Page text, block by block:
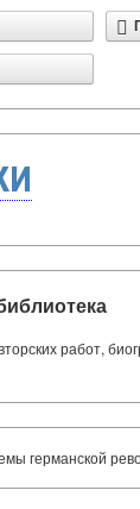
работ,
германской